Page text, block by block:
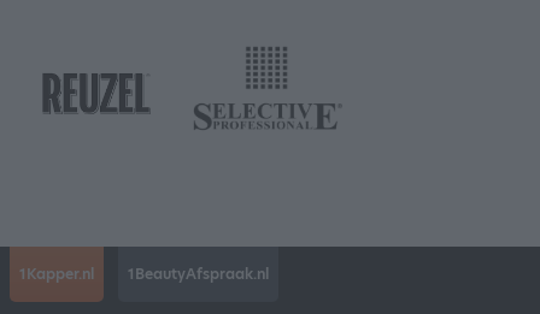
1Kapper.nl 1BeautyAfspraak.nl